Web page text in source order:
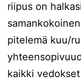
riipus on
pitelemä kuu/
kaikki